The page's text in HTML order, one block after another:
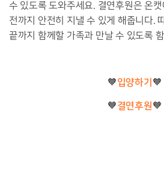
수 있도록 도와주세요. 결연후원은 온캣
전까지 안전히 지낼 수 있게 해줍니다.
끝까지 함께할 가족과 만날 수 있도록
🧡입양하기 🧡
🧡결연후원🧡